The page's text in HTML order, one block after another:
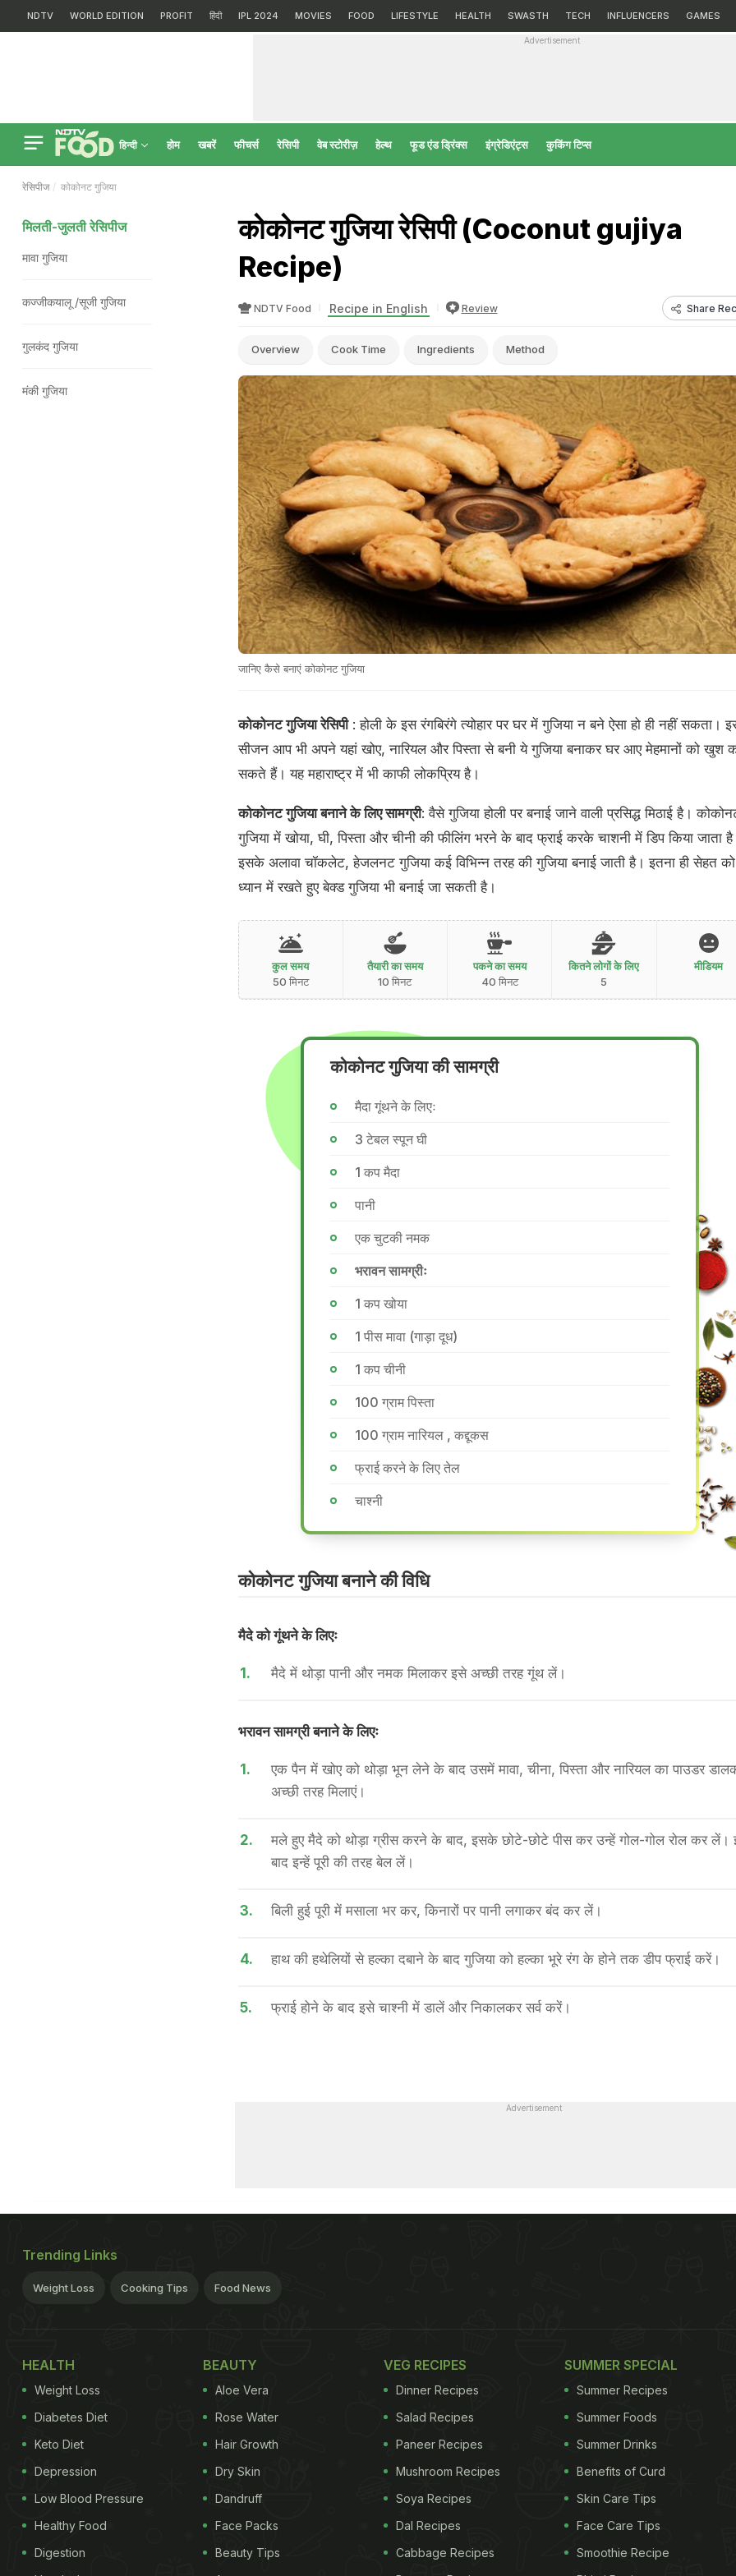
NDTV WORLD EDITION PROFIT हिंदी IPL 2024 MOVIES FOOD LIFESTYLE HEALTH SWASTH TECH INFLUENCERS GAMES
Advertisement
हिन्दी होम खबरें फीचर्स रेसिपी वेब स्टोरीज़ हेल्‍थ फूड एंड ड्रिंक्स इंग्रेडिएंट्स कुकिंग टिप्स
रेसिपीज कोकोनट गुजिया
कोकोनट गुजिया रेसिपी (Coconut gujiya
Recipe)
NDTV Food Recipe in English Review Share
Overview Cook Time Ingredients Method
जानिए कैसे बनाएं कोकोनट गुजिया
कोकोनट गुजिया रेसिपी: होली के इस रंगबिरंगे त्योहार पर घर में गुजिया न बने ऐसा हो ही नहीं सकता।
सीजन आप भी अपने यहां खोए, नारियल और पिस्ता से बनी ये गुजिया बनाकर घर आए मेहमानों को खुश
सकते हैं। यह महाराष्ट्र में भी काफी लोकप्रिय है।
कोकोनट गुजिया बनाने के लिए सामग्री: वैसे गुजिया होली पर बनाई जाने वाली प्रसिद्ध मिठाई है।
गुजिया में खोया, घी, पिस्ता और चीनी की फीलिंग भरने के बाद फ्राई करके चाशनी में डिप किया जाता
इसके अलावा चॉकलेट, हेजलनट गुजिया कई विभिन्न तरह की गुजिया बनाई जाती है। इतना ही सेहत को
ध्यान में रखते हुए बेक्ड गुजिया भी बनाई जा सकती है।
कुल समय
50 मिनट
तैयारी का समय
10 मिनट
पकने का समय
40 मिनट
कितने लोगों के लिए
5
मीडियम
कोकोनट गुजिया की सामग्री
मैदा गूंथने के लिएः
3 टेबल स्पून घी
1 कप मैदा
पानी
एक चुटकी नमक
भरावन सामग्रीः
1 कप खोया
1 पीस मावा (गाड़ा दूध)
1 कप चीनी
100 ग्राम पिस्ता
100 ग्राम नारियल , कद्दूकस
फ्राई करने के लिए तेल
चाश्नी
कोकोनट गुजिया बनाने की वि​धि
मैदे को गूंथने के लिएः
1. मैदे में थोड़ा पानी और नमक मिलाकर इसे अच्छी तरह गूंथ लें।
भरावन सामग्री बनाने के लिएः
1.
एक पैन में खोए को थोड़ा भून लेने के बाद उसमें मावा, चीना, पिस्ता और नारियल का पाउडर
अच्छी तरह मिलाएं।
2.
मले हुए मैदे को थोड़ा ग्रीस करने के बाद, इसके छोटे-छोटे पीस कर उन्हें गोल-गोल रोल कर
बाद इन्हें पूरी की तरह बेल लें।
3. बिली हुई पूरी में मसाला भर कर, किनारों पर पानी लगाकर बंद कर लें।
4. हाथ की हथेलियों से हल्का दबाने के बाद गुजिया को हल्का भूरे रंग के होने तक डीप फ्राई करें।
5. फ्राई होने के बाद इसे चाश्नी में डालें और निकालकर सर्व करें।
मिलती-जुलती रेसिपीज
मावा गुजिया
कज्जीकयालू /सूजी गुजिया
गुलकंद गुजिया
मंकी गुजिया
Advertisement
Trending Links
Weight Loss Cooking Tips Food News
HEALTH
Weight Loss
Diabetes Diet
Keto Diet
Depression
Low Blood Pressure
Healthy Food
Digestion
BEAUTY
Aloe Vera
Rose Water
Hair Growth
Dry Skin
Dandruff
Face Packs
Beauty Tips
VEG RECIPES
Dinner Recipes
Salad Recipes
Paneer Recipes
Mushroom Recipes
Soya Recipes
Dal Recipes
Cabbage Recipes
SUMMER SPECIAL
Summer Recipes
Summer Foods
Summer Drinks
Benefits of Curd
Skin Care Tips
Face Care Tips
Smoothie Recipe